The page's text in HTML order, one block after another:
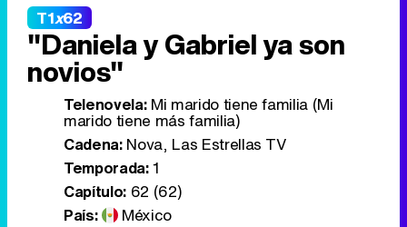
T1x62
"Daniela y Gabriel ya son
novios"
Telenovela:Mi marido tiene familia (Mi
marido tiene más familia)
Cadena:Nova, Las Estrellas TV
Temporada:1
Capítulo:62 (62)
País:
México